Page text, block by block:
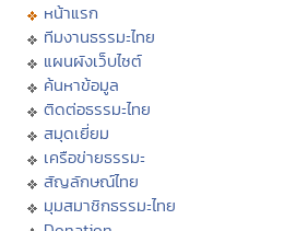
หน้าแรก
ทีมงานธรรมะไทย
แผนผังเว็บไซต์
ค้นหาข้อมูล
ติดต่อธรรมะไทย
สมุดเยี่ยม
เครือข่ายธรรมะ
สัญลักษณ์ไทย
มุมสมาชิกธรรมะไทย